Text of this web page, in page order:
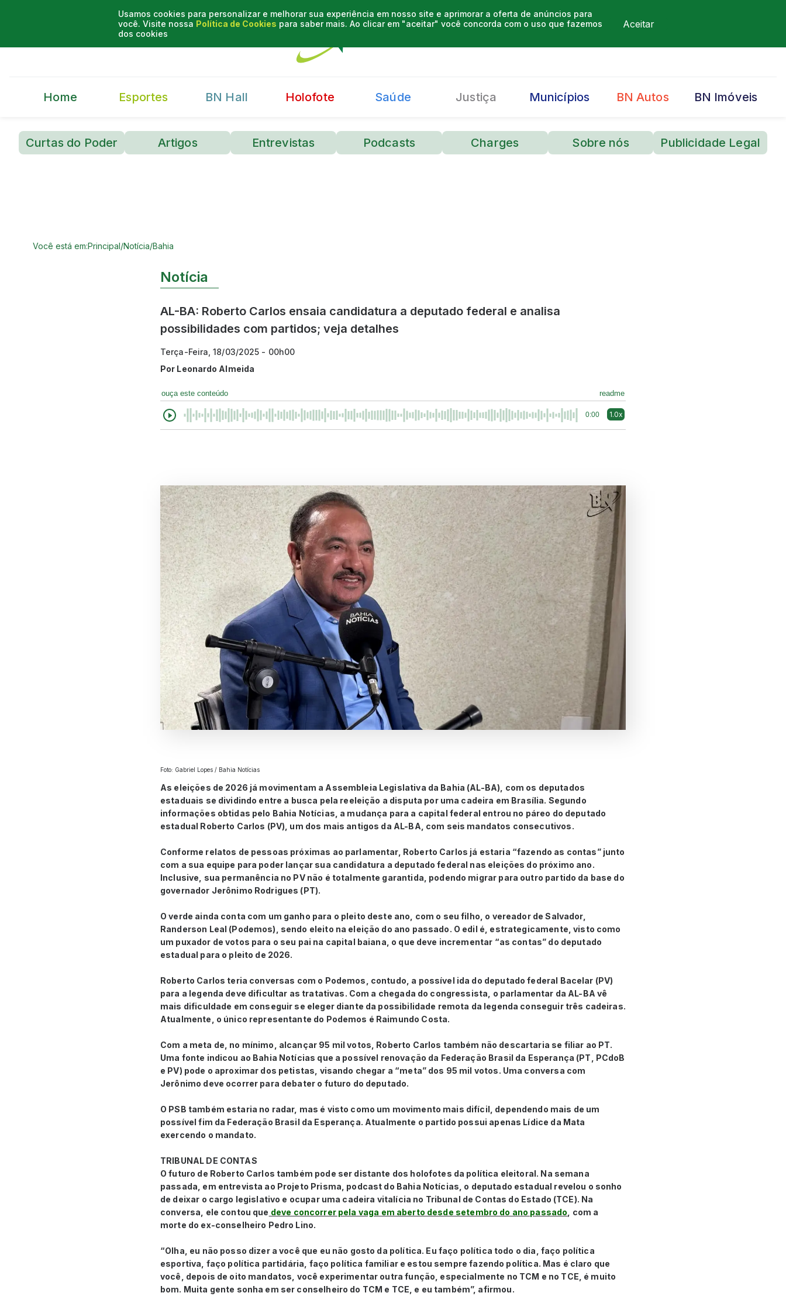
Usamos cookies para personalizar e melhorar sua experiência em nosso site e aprimorar a oferta de anúncios para
você. Visite nossa Política de Cookies para saber mais. Ao clicar em "aceitar" você concorda com o uso que fazemos
dos cookies
Aceitar
Home Esportes BN Hall Holofote Saúde Justiça Municípios BN Autos BN Imóveis
Curtas do Poder Artigos Entrevistas Podcasts Charges Sobre nós Publicidade Legal
Você está em:Principal/Notícia/Bahia
Notícia
AL-BA: Roberto Carlos ensaia candidatura a deputado federal e analisa
possibilidades com partidos; veja detalhes
Terça-Feira, 18/03/2025 - 00h00
Por Leonardo Almeida
ouça este conteúdo readme
0:00 1.0x
Foto: Gabriel Lopes / Bahia Notícias
As eleições de 2026 já movimentam a Assembleia Legislativa da Bahia (AL-BA), com os deputados
estaduais se dividindo entre a busca pela reeleição a disputa por uma cadeira em Brasília. Segundo
informações obtidas pelo Bahia Notícias, a mudança para a capital federal entrou no páreo do deputado
estadual Roberto Carlos (PV), um dos mais antigos da AL-BA, com seis mandatos consecutivos.
Conforme relatos de pessoas próximas ao parlamentar, Roberto Carlos já estaria “fazendo as contas” junto
com a sua equipe para poder lançar sua candidatura a deputado federal nas eleições do próximo ano.
Inclusive, sua permanência no PV não é totalmente garantida, podendo migrar para outro partido da base do
governador Jerônimo Rodrigues (PT).
O verde ainda conta com um ganho para o pleito deste ano, com o seu filho, o vereador de Salvador,
Randerson Leal (Podemos), sendo eleito na eleição do ano passado. O edil é, estrategicamente, visto como
um puxador de votos para o seu pai na capital baiana, o que deve incrementar “as contas” do deputado
estadual para o pleito de 2026.
Roberto Carlos teria conversas com o Podemos, contudo, a possível ida do deputado federal Bacelar (PV)
para a legenda deve dificultar as tratativas. Com a chegada do congressista, o parlamentar da AL-BA vê
mais dificuldade em conseguir se eleger diante da possibilidade remota da legenda conseguir três cadeiras.
Atualmente, o único representante do Podemos é Raimundo Costa.
Com a meta de, no mínimo, alcançar 95 mil votos, Roberto Carlos também não descartaria se filiar ao PT.
Uma fonte indicou ao Bahia Notícias que a possível renovação da Federação Brasil da Esperança (PT, PCdoB
e PV) pode o aproximar dos petistas, visando chegar a “meta” dos 95 mil votos. Uma conversa com
Jerônimo deve ocorrer para debater o futuro do deputado.
O PSB também estaria no radar, mas é visto como um movimento mais difícil, dependendo mais de um
possível fim da Federação Brasil da Esperança. Atualmente o partido possui apenas Lídice da Mata
exercendo o mandato.
TRIBUNAL DE CONTAS
O futuro de Roberto Carlos também pode ser distante dos holofotes da política eleitoral. Na semana
passada, em entrevista ao Projeto Prisma, podcast do Bahia Notícias, o deputado estadual revelou o sonho
de deixar o cargo legislativo e ocupar uma cadeira vitalícia no Tribunal de Contas do Estado (TCE). Na
conversa, ele contou que deve concorrer pela vaga em aberto desde setembro do ano passado , com a
morte do ex-conselheiro Pedro Lino.
“Olha, eu não posso dizer a você que eu não gosto da política. Eu faço política todo o dia, faço política
esportiva, faço política partidária, faço política familiar e estou sempre fazendo política. Mas é claro que
você, depois de oito mandatos, você experimentar outra função, especialmente no TCM e no TCE, é muito
bom. Muita gente sonha em ser conselheiro do TCM e TCE, e eu também”, afirmou.